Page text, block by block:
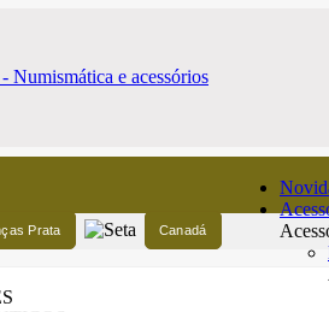
Prata Canadá